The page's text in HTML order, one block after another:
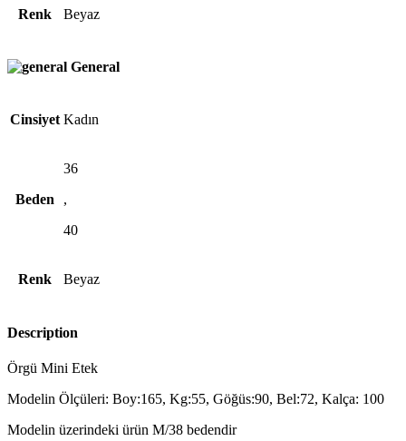
Renk Beyaz
General
Cinsiyet Kadın
Beden
36
,
40
Renk Beyaz
Description
Örgü Mini Etek
Modelin Ölçüleri: Boy:165, Kg:55, Göğüs:90, Bel:72, Kalça: 100
Modelin üzerindeki ürün M/38 bedendir